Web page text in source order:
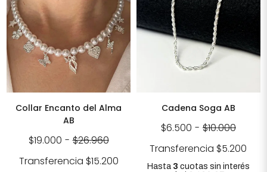
Collar Encanto del Alma
AB
$19.000 - $26.960
Transferencia $15.200
Cadena Soga AB
$6.500 - $10.000
Transferencia $5.200
Hasta 3 cuotas sin interés